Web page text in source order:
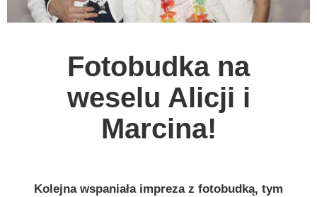
Fotobudka na
weselu Alicji i
Marcina!
Kolejna wspaniała impreza z fotobudką, tym
Kontakt